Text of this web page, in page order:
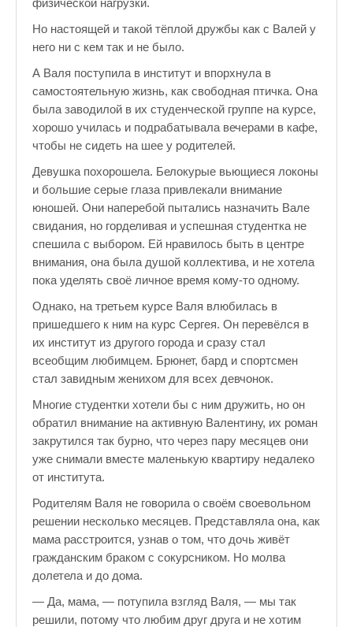
Куда уходит детство
Зарядись позитивом
Это интересно знать
Настольный теннис в Пушкине Санкт — Петербург РПЦ
Босоногое детство мое
Лучшие стихи про детство
Отечество нам Царское Село.
Тренеры по настольному теннису в Пушкине
Звездное видео
Лучшие рассказы
физической нагрузки.
Но настоящей и такой тёплой дружбы как с Валей у
него ни с кем так и не было.
А Валя поступила в институт и впорхнула в
самостоятельную жизнь, как свободная птичка. Она
была заводилой в их студенческой группе на курсе,
хорошо училась и подрабатывала вечерами в кафе,
чтобы не сидеть на шее у родителей.
Девушка похорошела. Белокурые вьющиеся локоны
и большие серые глаза привлекали внимание
юношей. Они наперебой пытались назначить Вале
свидания, но горделивая и успешная студентка не
спешила с выбором. Ей нравилось быть в центре
внимания, она была душой коллектива, и не хотела
пока уделять своё личное время кому-то одному.
Однако, на третьем курсе Валя влюбилась в
пришедшего к ним на курс Сергея. Он перевёлся в
их институт из другого города и сразу стал
всеобщим любимцем. Брюнет, бард и спортсмен
стал завидным женихом для всех девчонок.
Многие студентки хотели бы с ним дружить, но он
обратил внимание на активную Валентину, их роман
закрутился так бурно, что через пару месяцев они
уже снимали вместе маленькую квартиру недалеко
от института.
Родителям Валя не говорила о своём своевольном
решении несколько месяцев. Представляла она, как
мама расстроится, узнав о том, что дочь живёт
гражданским браком с сокурсником. Но молва
долетела и до дома.
— Да, мама, — потупила взгляд Валя, — мы так
решили, потому что любим друг друга и не хотим